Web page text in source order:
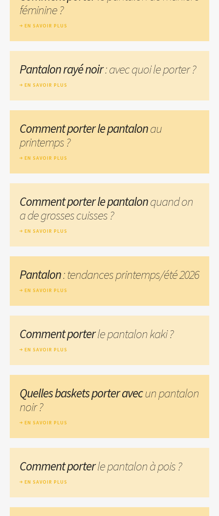
féminine ?
EN SAVOIR PLUS
Pantalon rayé noir: avec quoi le porter ?
EN SAVOIR PLUS
Comment porter le pantalonau
printemps ?
EN SAVOIR PLUS
Comment porter le pantalonquand on
a de grosses cuisses ?
EN SAVOIR PLUS
Pantalon: tendances printemps/été 2026
EN SAVOIR PLUS
Comment porterle pantalon kaki ?
EN SAVOIR PLUS
Quelles baskets porter avecun pantalon
noir ?
EN SAVOIR PLUS
Comment porterle pantalon à pois ?
EN SAVOIR PLUS